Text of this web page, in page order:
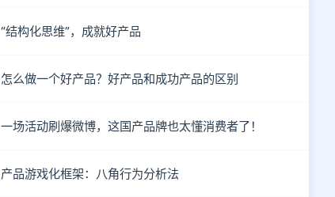
“结构化思维”，成就好产品
怎么做一个好产品？好产品和成功产品的区别
一场活动刷爆微博，这国产品牌也太懂消费者了！
产品游戏化框架：八角行为分析法